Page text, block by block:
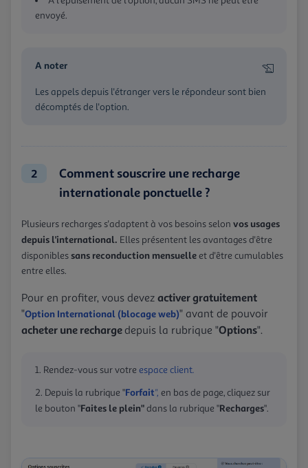
envoyé.
A noter
Les appels depuis l'étranger vers le répondeur sont bien
décomptés de l'option.
2
Comment souscrire une recharge
internationale ponctuelle ?
Plusieurs recharges s'adaptent à vos besoins selon vos usages
depuis l'international. Elles présentent les avantages d'être
disponiblessans reconduction mensuelleet d'être cumulables
entre elles.
Pour en profiter, vous devez activer gratuitement
"Option International (blocage web)" avant de pouvoir
acheter une recharge depuis la rubrique "Options".
Rendez-vous sur votre espace client.
Depuis la rubrique "Forfait", en bas de page, cliquez sur
le bouton "Faites le plein"dans la rubrique "Recharges".